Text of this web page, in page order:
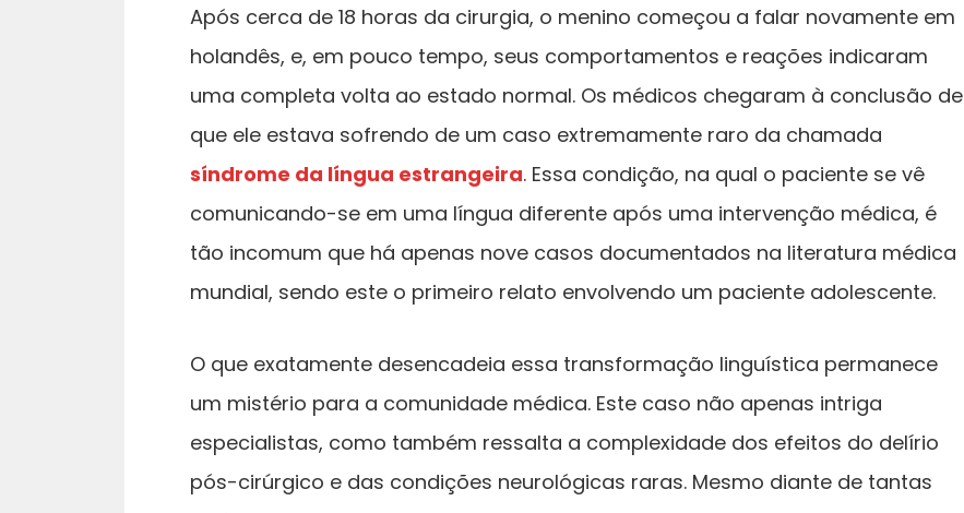
Após cerca de 18 horas da cirurgia, o menino começou a falar novamente em
holandês, e, em pouco tempo, seus comportamentos e reações indicaram
uma completa volta ao estado normal. Os médicos chegaram à conclusão de
que ele estava sofrendo de um caso extremamente raro da chamada
síndrome da língua estrangeira. Essa condição, na qual o paciente se vê
comunicando-se em uma língua diferente após uma intervenção médica, é
tão incomum que há apenas nove casos documentados na literatura médica
mundial, sendo este o primeiro relato envolvendo um paciente adolescente.
O que exatamente desencadeia essa transformação linguística permanece
um mistério para a comunidade médica. Este caso não apenas intriga
especialistas, como também ressalta a complexidade dos efeitos do delírio
pós-cirúrgico e das condições neurológicas raras. Mesmo diante de tantas